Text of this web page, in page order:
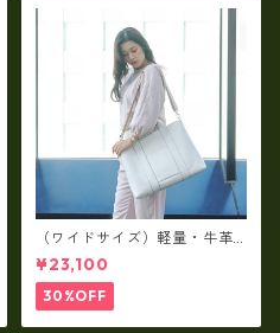
（ワイドサイズ）軽量・牛革
製品・2WAYヌメ革トートバッ
グ（A3サイズ/日本製）(高収
納）ir-02G
¥23,100
30%OFF